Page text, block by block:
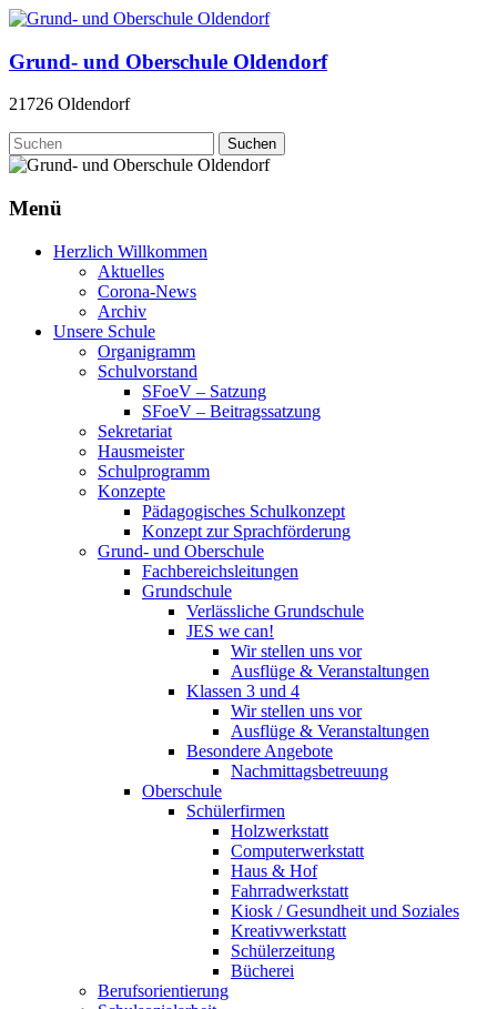
Zum
springen
Grund- und Oberschule Oldendorf
21726 Oldendorf
Menü
Herzlich Willkommen
Aktuelles
Corona-News
Archiv
Unsere Schule
Organigramm
Schulvorstand
SFoeV – Satzung
SFoeV – Beitragssatzung
Sekretariat
Hausmeister
Schulprogramm
Konzepte
Pädagogisches Schulkonzept
Konzept zur Sprachförderung
Grund- und Oberschule
Fachbereichsleitungen
Grundschule
Verlässliche Grundschule
JES we can!
Wir stellen uns vor
Ausflüge & Veranstaltungen
Klassen 3 und 4
Wir stellen uns vor
Ausflüge & Veranstaltungen
Besondere Angebote
Nachmittagsbetreuung
Oberschule
Schülerfirmen
Holzwerkstatt
Computerwerkstatt
Haus & Hof
Fahrradwerkstatt
Kiosk / Gesundheit und Soziales
Kreativwerkstatt
Schülerzeitung
Bücherei
Berufsorientierung